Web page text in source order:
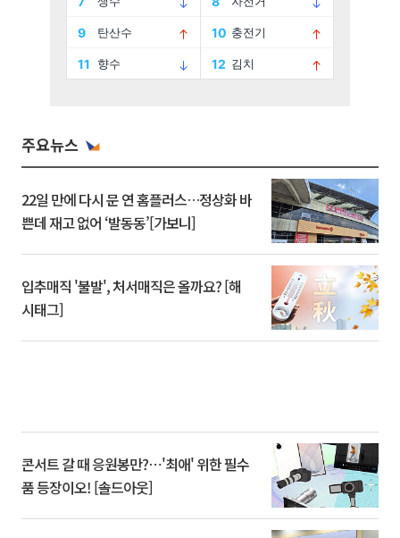
주요뉴스
22일 만에 다시 문 연 홈플러스…정상화 바
쁜데 재고 없어 ‘발동동’[가보니]
입추매직 '불발', 처서매직은 올까요? [해
시태그]
콘서트 갈 때 응원봉만?⋯'최애' 위한 필수
품 등장이오! [솔드아웃]